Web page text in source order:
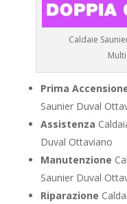
Caldaie
Prima
Saunier Duval
Assistenza
Duval Ottaviano
Manutenzione
Saunier Duval
Riparazione